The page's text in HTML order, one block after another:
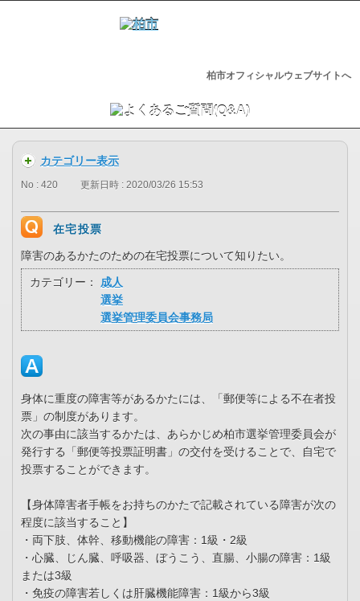
柏市オフィシャルウェブサイトへ
カテゴリー表示
No : 420 更新日時 : 2020/03/26 15:53
在宅投票
障害のあるかたのための在宅投票について知りたい。
カテゴリー：
成人
選挙
選挙管理委員会事務局
身体に重度の障害等があるかたには、「郵便等による不在者投
票」の制度があります。
次の事由に該当するかたは、あらかじめ柏市選挙管理委員会が
発行する「郵便等投票証明書」の交付を受けることで、自宅で
投票することができます。
【身体障害者手帳をお持ちのかたで記載されている障害が次の
程度に該当すること】
・両下肢、体幹、移動機能の障害：1級・2級
・心臓、じん臓、呼吸器、ぼうこう、直腸、小腸の障害：1級
または3級
・免疫の障害若しくは肝臓機能障害：1級から3級